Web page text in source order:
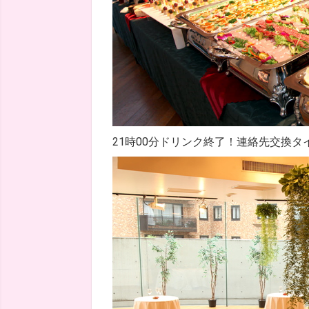
21時00分ドリンク終了！連絡先交換タ